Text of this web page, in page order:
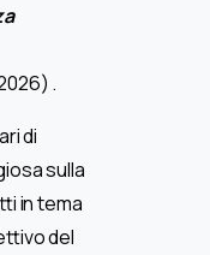
.
di
sulla
in tema
del